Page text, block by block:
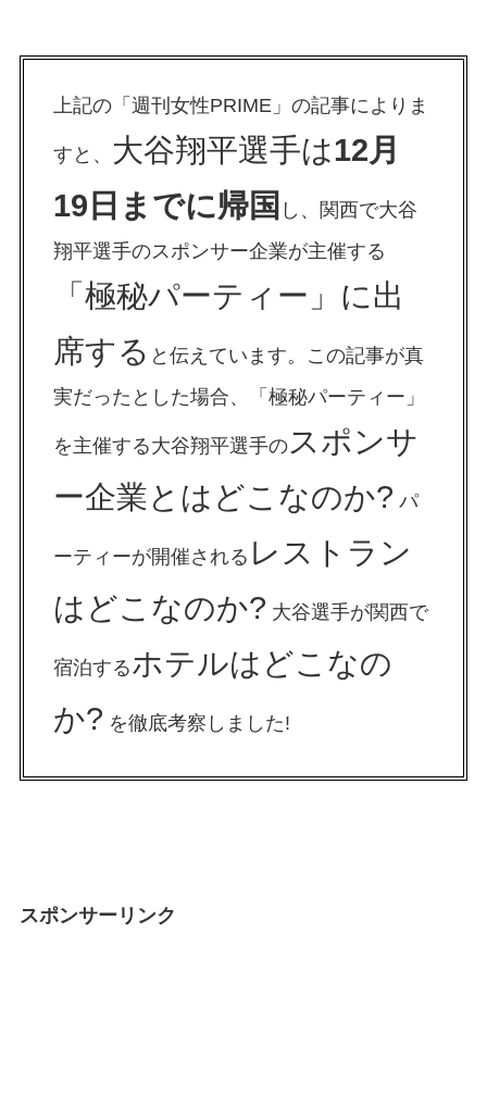
上記の「週刊女性PRIME」の記事によりま
すと、 大谷翔平選手は12月
19日までに帰国 し、関西で大谷
翔平選手のスポンサー企業が主催する
「極秘パーティー」に出
席する と伝えています。この記事が真
実だったとした場合、「極秘パーティー」
を主催する大谷翔平選手のスポンサ
ー企業とはどこなのか? パ
ーティーが開催される レストラン
はどこなのか? 大谷選手が関西で
宿泊するホテルはどこなの
か? を徹底考察しました!
スポンサーリンク